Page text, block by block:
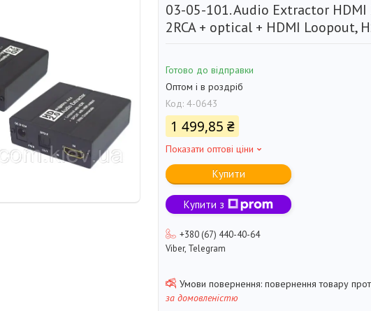
03-05-101. Audio Extractor
2RCA + optical + HDMI Loopout,
Готово до відправки
Оптом і в роздріб
Код: 4-0643
1 499,85 ₴
Показати оптові ціни
Купити
Купити з
+380 (67) 440-40-64
Viber, Telegram
повернення товару
за домовленістю